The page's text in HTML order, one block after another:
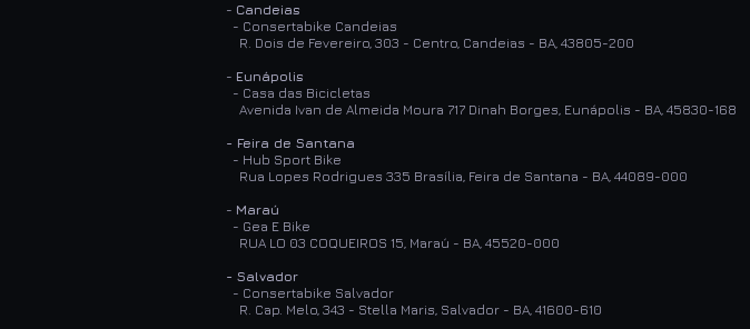
- Candeias
- Consertabike Candeias
R. Dois de Fevereiro, 303 - Centro, Candeias - BA, 43805-200
- Eunápolis
- Casa das Bicicletas
Avenida Ivan de Almeida Moura 717 Dinah Borges, Eunápolis - BA, 45830-168
- Feira de Santana
- Hub Sport Bike
Rua Lopes Rodrigues 335 Brasília, Feira de Santana - BA, 44089-000
- Maraú
- Gea E Bike
RUA LO 03 COQUEIROS 15, Maraú - BA, 45520-000
- Salvador
- Consertabike Salvador
R. Cap. Melo, 343 - Stella Maris, Salvador - BA, 41600-610